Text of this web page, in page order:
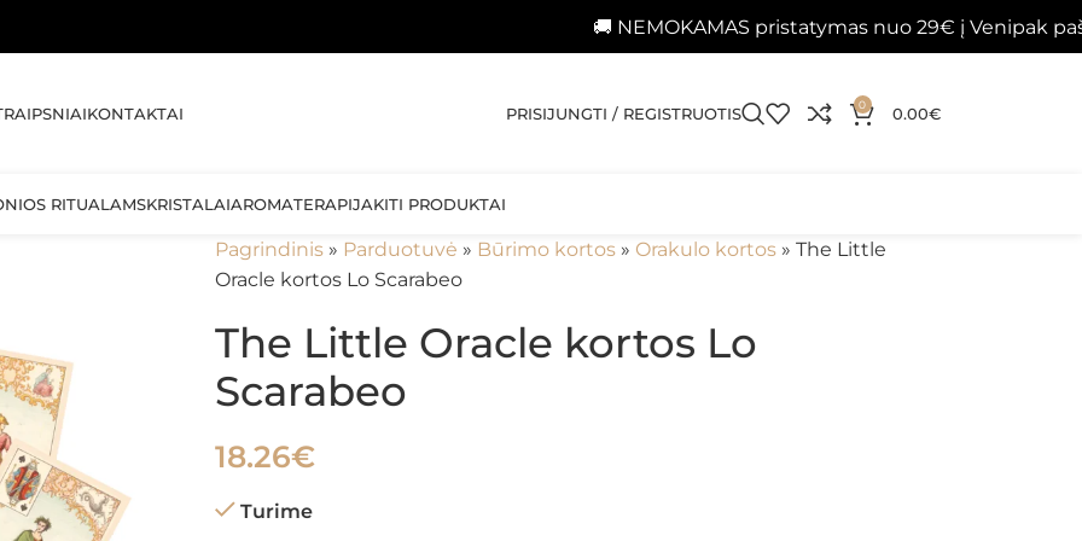
🚚 NEMOKAMAS pristatymas nuo 29€ į Venipak paštomatus
KONTAKTAI PRISIJUNGTI / REGISTRUOTIS 0 0.00€
RITUALAMSKRISTALAIAROMATERAPIJAKITI PRODUKTAI
Pagrindinis» Parduotuvė » Būrimo kortos» Orakulo kortos» The Little
Oracle kortos Lo Scarabeo
The Little Oracle kortos Lo
Scarabeo
18.26€
Turime